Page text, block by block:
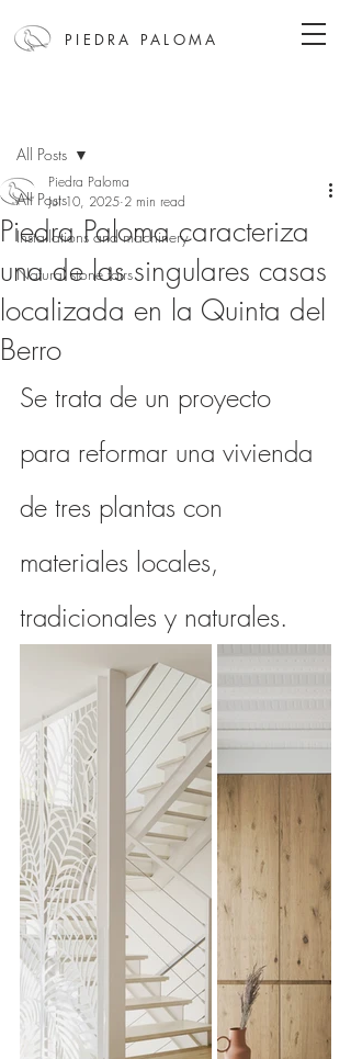
PIEDRA PALOMA
All Posts
Installations and machinery
Natural stone fairs
All Posts
Piedra Paloma caracteriza
una de las singulares casas
localizada en la Quinta del
Berro
Piedra Paloma
Jul 10, 2025 2 min read
Se trata de un proyecto
para reformar una vivienda
de tres plantas con
materiales locales,
tradicionales y naturales.